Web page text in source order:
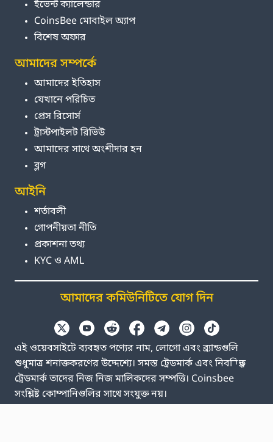
ইভেন্ট ক্যালেন্ডার
CoinsBee মোবাইল অ্যাপ
বিশেষ অফার
আমাদের সম্পর্কে
আমাদের ইতিহাস
যেখানে পরিচিত
প্রেস রিসোর্স
ট্রাস্টপাইলট রিভিউ
আমাদের সাথে অংশীদার হন
ব্লগ
আইনি
শর্তাবলী
গোপনীয়তা নীতি
প্রকাশনা তথ্য
KYC ও AML
আমাদের কমিউনিটিতে যোগ দিন
এই ওয়েবসাইটে ব্যবহৃত পণ্যের নাম, লোগো এবং ব্র্যান্ডগুলি
শুধুমাত্র শনাক্তকরণের উদ্দেশ্যে। সমস্ত ট্রেডমার্ক এবং নিবন্ধিত
ট্রেডমার্ক তাদের নিজ নিজ মালিকদের সম্পত্তি। Coinsbee
সংশ্লিষ্ট কোম্পানিগুলির সাথে সংযুক্ত নয়।